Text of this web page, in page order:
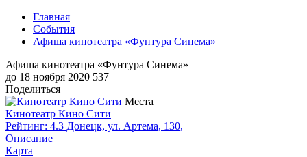
Главная
События
Афиша кинотеатра «Фунтура Синема»
Афиша кинотеатра «Фунтура Синема»
до 18 ноября 2020 537
Поделиться
Места
Кинотеатр Кино Сити
Рейтинг: 4.3 Донецк, ул. Артема, 130,
Описание
Карта